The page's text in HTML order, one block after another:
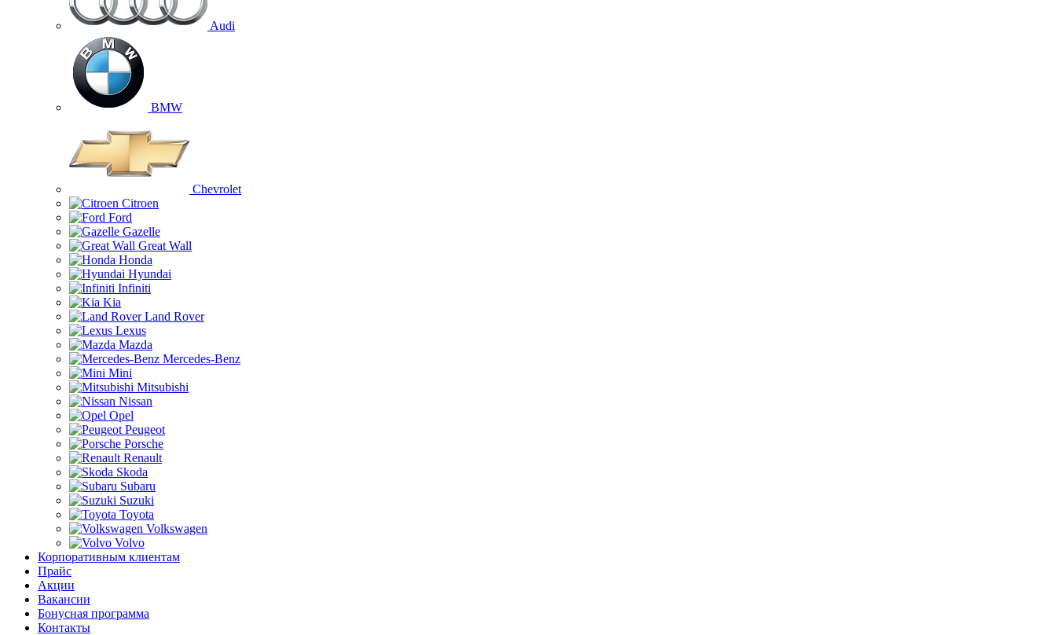
Audi
BMW
Chevrolet
Citroen
Ford
Gazelle
Great Wall
Honda
Hyundai
Infiniti
Kia
Land Rover
Lexus
Mazda
Mercedes-Benz
Mini
Mitsubishi
Nissan
Opel
Peugeot
Porsche
Renault
Skoda
Subaru
Suzuki
Toyota
Volkswagen
Volvo
Корпоративным клиентам
Прайс
Акции
Вакансии
Бонусная программа
Контакты